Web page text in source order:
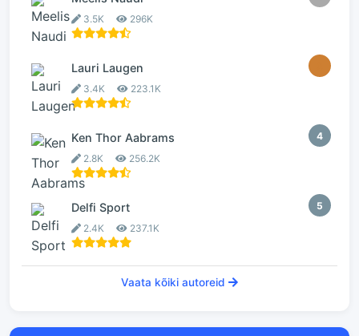
3.5K 296K
Lauri Laugen
3.4K 223.1K
4
Ken Thor Aabrams
2.8K 256.2K
5
Delfi Sport
2.4K 237.1K
Vaata kõiki autoreid